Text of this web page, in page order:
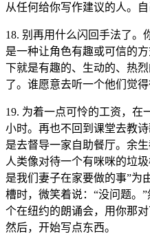
从任何给你写作建议的人。自
18. 别再用什么闪回手法了。
是一种让角色有趣或可信的
下就是有趣的、生动的、热
了。谁愿意去听一个他们觉得
19. 为着一点可怜的工资，在
小时。再也不回到课堂去教
是去督导一家自助餐厅。余
人类像对待一个有咪咪的垃
是我们妻子在家要做的事”为
槽时，微笑着说：“没问题。
个在纽约的朗诵会，用你那
然后，开始写点东西。